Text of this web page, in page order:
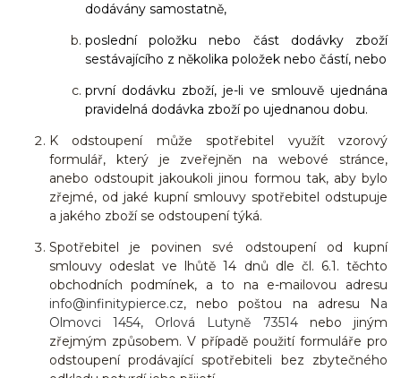
dodávány samostatně,
poslední položku nebo část dodávky zboží
sestávajícího z několika položek nebo částí, nebo
první dodávku zboží, je-li ve smlouvě ujednána
pravidelná dodávka zboží po ujednanou dobu.
K odstoupení může spotřebitel využít vzorový
formulář, který je zveřejněn na webové stránce,
anebo odstoupit jakoukoli jinou formou tak, aby bylo
zřejmé, od jaké kupní smlouvy spotřebitel odstupuje
a jakého zboží se odstoupení týká.
Spotřebitel je povinen své odstoupení od kupní
smlouvy odeslat ve lhůtě 14 dnů dle čl. 6.1. těchto
obchodních podmínek, a to na e-mailovou adresu
info@infinitypierce.cz, nebo poštou na adresu
Na
Olmovci 1454, Orlová Lutyně 73514nebo jiným
zřejmým způsobem. V případě použití formuláře pro
odstoupení prodávající spotřebiteli bez zbytečného